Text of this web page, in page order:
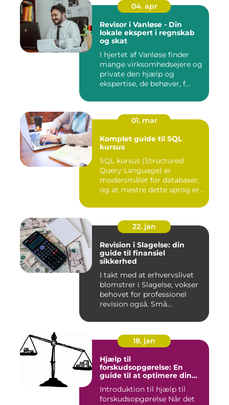
04. apr
Revisor i Vanløse - Din
lokale ekspert i regnskab
og skat
I hjertet af Vanløse finder
mange virksomhedsejere og
private den hjælp og
ekspertise, de behøver, f...
01. mar
Komplet guide til SQL
kursus
SQL kursus (Structured
Query Language) er
modersmålet for databaser,
og at mestre dette sprog er
22. jan
Revision i Slagelse: din
guide til finansiel
sikkerhed
I takt med at erhvervslivet
blomstrer i Slagelse, vokser
behovet for professionel
revision også. Små...
18. jan
Hjælp til
forskudsopgørelse: En
guide til at optimere din
Introduktion til hjælp til
forskudsopgørelse Når det